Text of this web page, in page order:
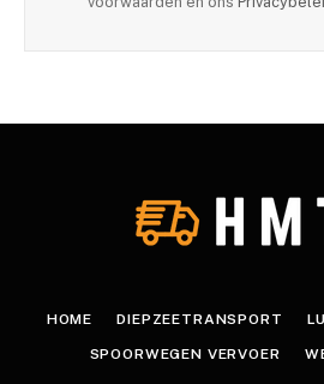
HOME DIEPZEETRANSPORT
SPOORWEGEN VERVOER